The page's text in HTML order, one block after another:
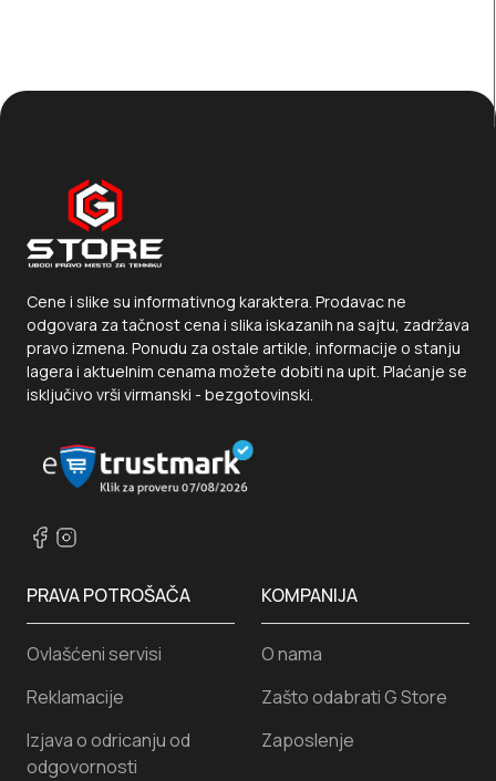
Cene i slike su informativnog karaktera. Prodavac ne
odgovara za tačnost cena i slika iskazanih na sajtu, zadržava
pravo izmena. Ponudu za ostale artikle, informacije o stanju
lagera i aktuelnim cenama možete dobiti na upit. Plaćanje se
isključivo vrši virmanski - bezgotovinski.
PRAVA POTROŠAČA
Ovlašćeni servisi
Reklamacije
Izjava o odricanju od
odgovornosti
KOMPANIJA
O nama
Zašto odabrati G Store
Zaposlenje